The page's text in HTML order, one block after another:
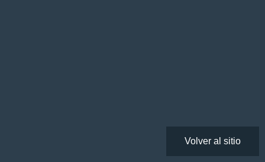
Volver al sitio